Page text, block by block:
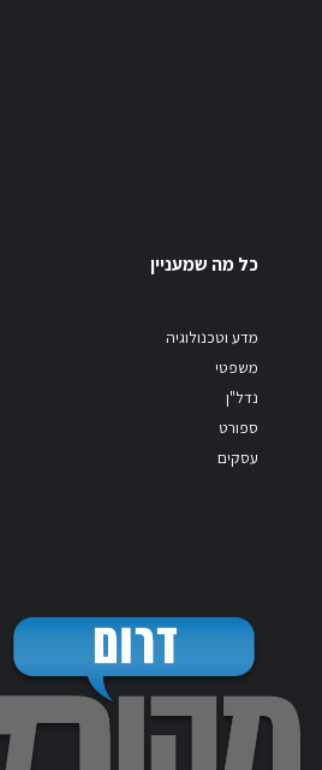
כל מה שמעניין
מדע וטכנולוגיה
משפטי
נדל"ן
ספורט
עסקים